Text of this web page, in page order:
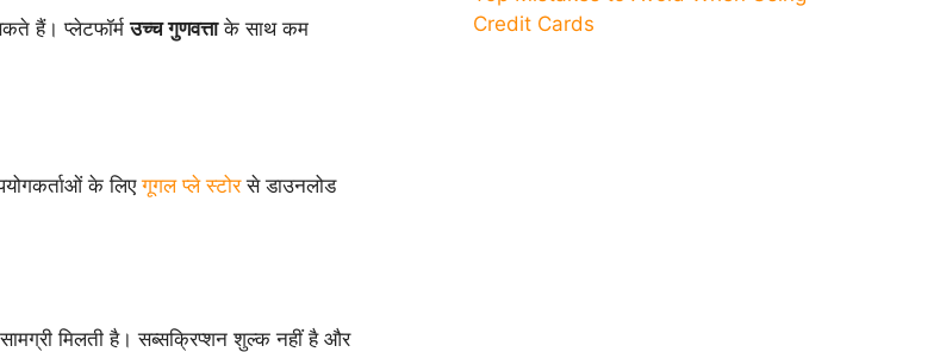
हैं। प्लेटफॉर्मउच्च गुणवत्ताके साथ कम
के लिएगूगल प्ले स्टोरसे डाउनलोड
मिलती है। सब्सक्रिप्शन शुल्क नहीं है और
Credit Cards